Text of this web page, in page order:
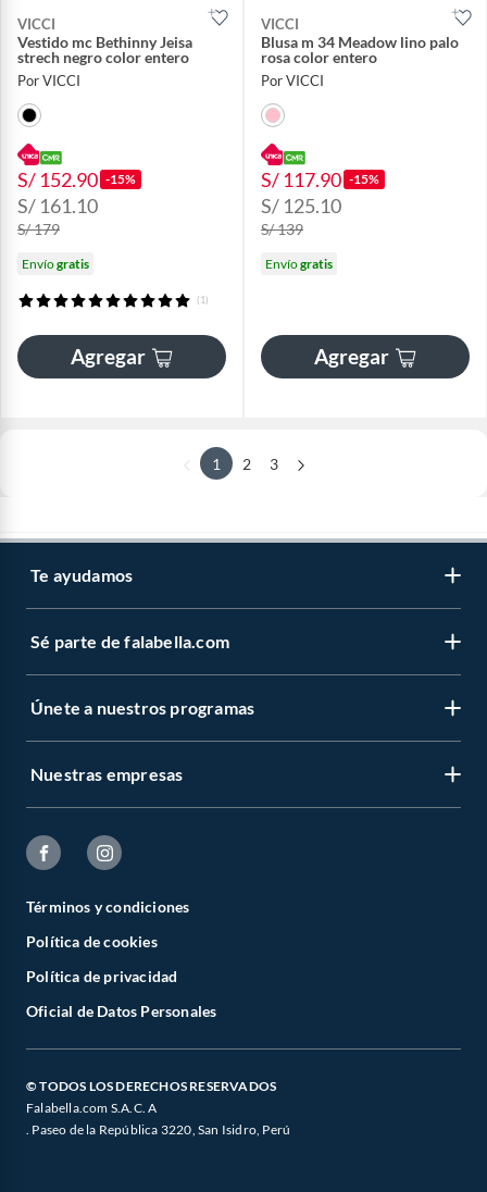
VICCI
Vestido mc Bethinny Jeisa
strech negro color entero
Por VICCI
S/ 152.90 -15%
S/ 161.10
S/ 179
Envíogratis
(1)
Agregar
VICCI
Blusa m 34 Meadow lino palo
rosa color entero
Por VICCI
S/ 117.90 -15%
S/ 125.10
S/ 139
Envíogratis
Agregar
1 2 3
Te ayudamos
Sé parte de falabella.com
Únete a nuestros programas
Nuestras empresas
Términos y condiciones
Política de cookies
Política de privacidad
Oficial de Datos Personales
© TODOS LOS DERECHOS RESERVADOS
Falabella.com S.A.C. A
. Paseo de la República 3220, San Isidro, Perú